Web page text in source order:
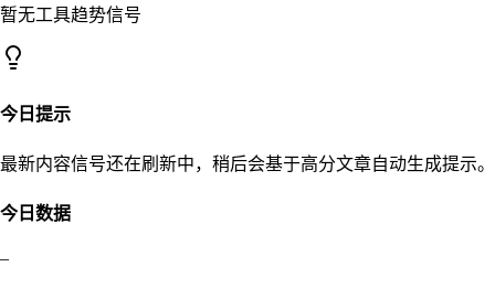
暂无工具趋势信号
今日提示
最新内容信号还在刷新中，稍后会基于高分文章自动生成提示。
今日数据
–